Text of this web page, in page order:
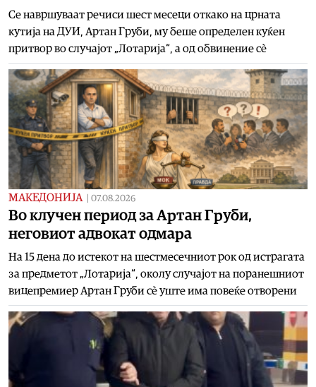
Се навршуваат речиси шест месеци откако на црната
кутија на ДУИ, Артан Груби, му беше определен куќен
притвор во случајот „Лотарија“, а од обвинение сè
МАКЕДОНИЈА 07.08.2026
Во клучен период за Артан Груби,
неговиот адвокат одмара
На 15 дена до истекот на шестмесечниот рок од истрагата
за предметот „Лотарија“, околу случајот на поранешниот
вицепремиер Артан Груби сè уште има повеќе отворени